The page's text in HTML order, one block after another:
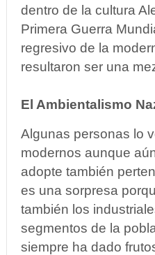
dentro de la cultura
Primera Guerra
regresivo de la
resultaron ser una
El Ambientalismo
Algunas personas lo
modernos aunque
adopte también
es una sorpresa
también los
segmentos de la
siempre ha dado